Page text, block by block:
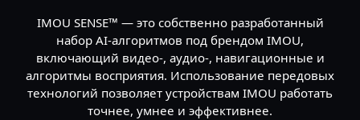
IMOU SENSE™ — это собственно разработанный
набор AI-алгоритмов под брендом IMOU,
включающий видео-, аудио-, навигационные и
алгоритмы восприятия. Использование передовых
технологий позволяет устройствам IMOU работать
точнее, умнее и эффективнее.